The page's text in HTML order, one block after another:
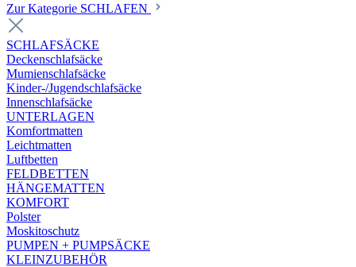
Zur Kategorie SCHLAFEN
SCHLAFSÄCKE
Deckenschlafsäcke
Mumienschlafsäcke
Kinder-/Jugendschlafsäcke
Innenschlafsäcke
UNTERLAGEN
Komfortmatten
Leichtmatten
Luftbetten
FELDBETTEN
HÄNGEMATTEN
KOMFORT
Polster
Moskitoschutz
PUMPEN + PUMPSÄCKE
KLEINZUBEHÖR